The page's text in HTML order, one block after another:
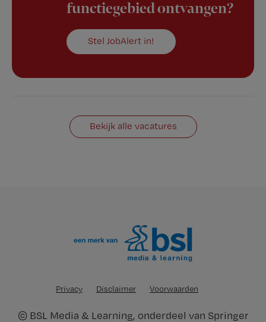
functiegebied ontvangen?
Stel JobAlert in!
Bekijk alle vacatures
Privacy Disclaimer Voorwaarden
© BSL Media & Learning, onderdeel van Springer